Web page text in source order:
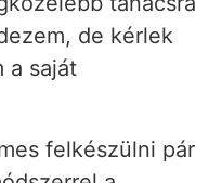
de kérlek
a saját
felkészülni pár